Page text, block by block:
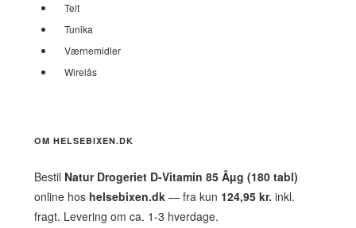
Telt
Tunika
Værnemidler
Wirelås
OM HELSEBIXEN.DK
Bestil Natur Drogeriet D-Vitamin 85 Âµg (180 tabl)
online hos helsebixen.dk — fra kun 124,95 kr. inkl.
fragt. Levering om ca. 1-3 hverdage.